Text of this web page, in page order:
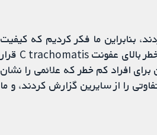
بنابراین ما فکر کردیم که کیفیت
بالایی دارند. با این‌حال، در برخی از مطالعات، بیش‌تر شرکت‌کنندگان در معرض خطر بالای عفونت C trachomatis قرار
برای افراد کم خطر که علائمی را نشان
را از سایرین گزارش کردند، و ما